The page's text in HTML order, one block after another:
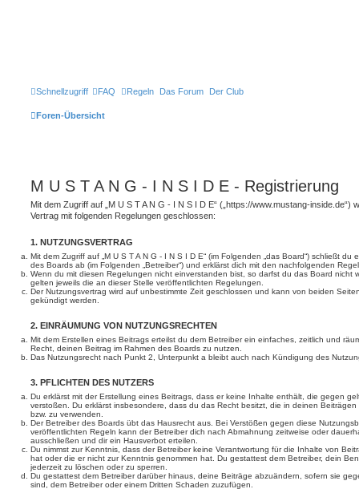
Schnellzugriff FAQ Regeln Das Forum Der Club
Foren-Übersicht
M U S T A N G - I N S I D E - Registrierung
Mit dem Zugriff auf „M U S T A N G - I N S I D E“ („https://www.mustang-inside.de“)
Vertrag mit folgenden Regelungen geschlossen:
1. NUTZUNGSVERTRAG
Mit dem Zugriff auf „M U S T A N G - I N S I D E“ (im Folgenden „das Board“) schließt
des Boards ab (im Folgenden „Betreiber“) und erklärst dich mit den nachfolgenden
Wenn du mit diesen Regelungen nicht einverstanden bist, so darfst du das Board nicht
gelten jeweils die an dieser Stelle veröffentlichten Regelungen.
Der Nutzungsvertrag wird auf unbestimmte Zeit geschlossen und kann von beiden
gekündigt werden.
2. EINRÄUMUNG VON NUTZUNGSRECHTEN
Mit dem Erstellen eines Beitrags erteilst du dem Betreiber ein einfaches, zeitlich und
Recht, deinen Beitrag im Rahmen des Boards zu nutzen.
Das Nutzungsrecht nach Punkt 2, Unterpunkt a bleibt auch nach Kündigung des
3. PFLICHTEN DES NUTZERS
Du erklärst mit der Erstellung eines Beitrags, dass er keine Inhalte enthält, die gegen
verstoßen. Du erklärst insbesondere, dass du das Recht besitzt, die in deinen
bzw. zu verwenden.
Der Betreiber des Boards übt das Hausrecht aus. Bei Verstößen gegen diese
veröffentlichten Regeln kann der Betreiber dich nach Abmahnung zeitweise oder
ausschließen und dir ein Hausverbot erteilen.
Du nimmst zur Kenntnis, dass der Betreiber keine Verantwortung für die Inhalte von
hat oder die er nicht zur Kenntnis genommen hat. Du gestattest dem Betreiber, dein
jederzeit zu löschen oder zu sperren.
Du gestattest dem Betreiber darüber hinaus, deine Beiträge abzuändern, sofern sie
sind, dem Betreiber oder einem Dritten Schaden zuzufügen.